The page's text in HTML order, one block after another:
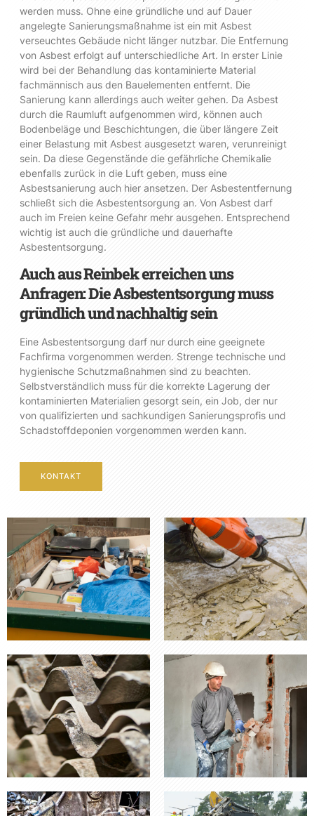
werden muss. Ohne eine gründliche und auf Dauer
angelegte Sanierungsmaßnahme ist ein mit Asbest
verseuchtes Gebäude nicht länger nutzbar. Die Entfernung
von Asbest erfolgt auf unterschiedliche Art. In erster Linie
wird bei der Behandlung das kontaminierte Material
fachmännisch aus den Bauelementen entfernt. Die
Sanierung kann allerdings auch weiter gehen. Da Asbest
durch die Raumluft aufgenommen wird, können auch
Bodenbeläge und Beschichtungen, die über längere Zeit
einer Belastung mit Asbest ausgesetzt waren, verunreinigt
sein. Da diese Gegenstände die gefährliche Chemikalie
ebenfalls zurück in die Luft geben, muss eine
Asbestsanierung auch hier ansetzen. Der Asbestentfernung
schließt sich die Asbestentsorgung an. Von Asbest darf
auch im Freien keine Gefahr mehr ausgehen. Entsprechend
wichtig ist auch die gründliche und dauerhafte
Asbestentsorgung.
Auch aus Reinbek erreichen uns
Anfragen: Die Asbestentsorgung muss
gründlich und nachhaltig sein
Eine Asbestentsorgung darf nur durch eine geeignete
Fachfirma vorgenommen werden. Strenge technische und
hygienische Schutzmaßnahmen sind zu beachten.
Selbstverständlich muss für die korrekte Lagerung der
kontaminierten Materialien gesorgt sein, ein Job, der nur
von qualifizierten und sachkundigen Sanierungsprofis und
Schadstoffdeponien vorgenommen werden kann.
KONTAKT